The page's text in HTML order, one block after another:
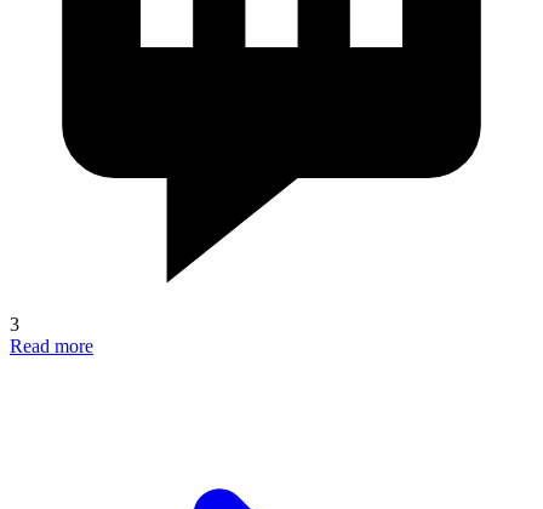
3
Read more